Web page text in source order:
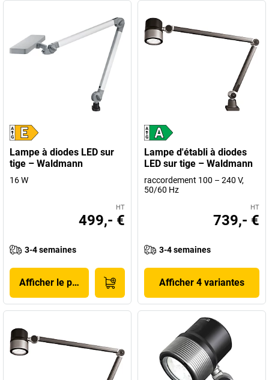
Lampe à diodes LED sur
tige – Waldmann
16 W
HT
499,- €
3-4 semaines
Afficher le produit
Lampe d'établi à diodes
LED sur tige – Waldmann
raccordement 100 – 240 V,
50/60 Hz
HT
739,- €
3-4 semaines
Afficher 4 variantes